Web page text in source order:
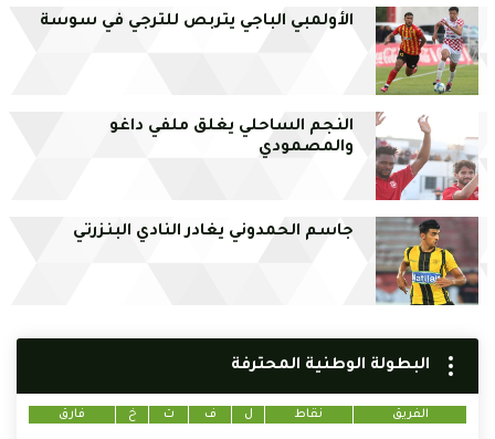
الأولمبي الباجي يتربص للترجي في سوسة
النجم الساحلي يغلق ملفي داغو
والمصمودي
جاسم الحمدوني يغادر النادي البنزرتي
البطولة الوطنية المحترفة
الفريق نقاط ل ف ت خ فارق